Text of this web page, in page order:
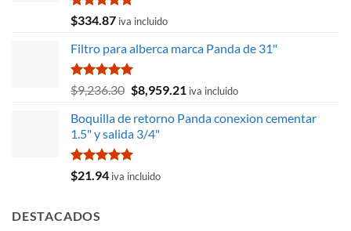
Valorado
con
de 5
$334.87 iva incluido
Filtro para alberca marca Panda de 31"
Valorado
con
de 5
$9,236.30 El
original
era:
$9,236.30.
$8,959.21 El
actual
iva incluido
Boquilla de retorno Panda conexion cementar
1.5" y salida 3/4"
Valorado
con
$21.94 iva incluido
DESTACADOS